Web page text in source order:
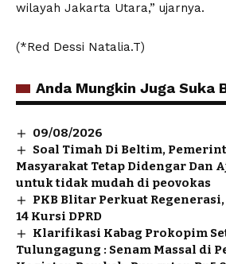
wilayah Jakarta Utara,” ujarnya.
(*Red Dessi Natalia.T)
Anda Mungkin Juga Suka
09/08/2026
Soal Timah Di Beltim,
Masyarakat Tetap Didengar Dan
untuk tidak mudah di peovokas
PKB Blitar Perkuat
14 Kursi DPRD
Klarifikasi Kabag Prokopim
Tulungagung : Senam Massal di